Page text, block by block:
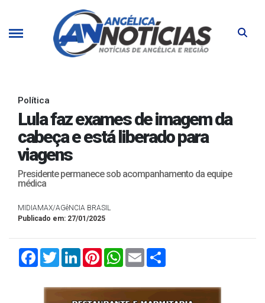
Política
Lula faz exames de imagem da
cabeça e está liberado para
viagens
Presidente permanece sob acompanhamento da equipe
médica
MIDIAMAX/AGêNCIA BRASIL
Publicado em: 27/01/2025
FacebookTwitterLinkedInPinterestWhatsApp
Email